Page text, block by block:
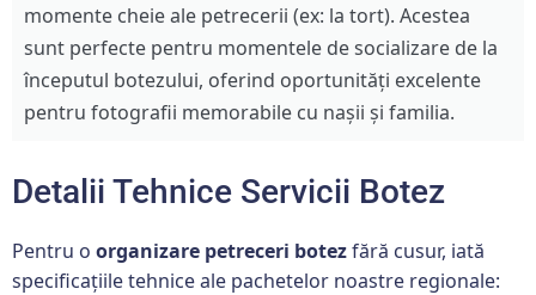
momente cheie ale petrecerii (ex: la tort). Acestea
sunt perfecte pentru momentele de socializare de la
începutul botezului, oferind oportunități excelente
pentru fotografii memorabile cu nașii și familia.
Detalii Tehnice Servicii Botez
Pentru o organizare petreceri botezfără cusur, iată
specificațiile tehnice ale pachetelor noastre regionale: